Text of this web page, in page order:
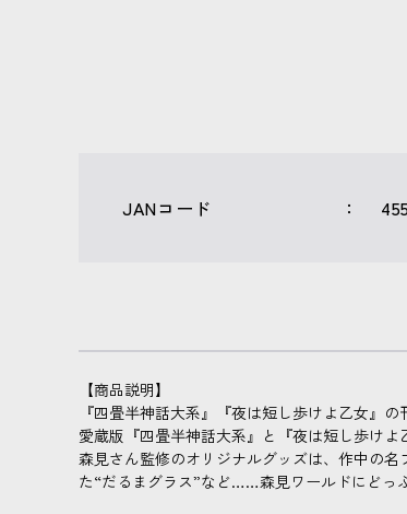
JANコード
【商品説明】
『四畳半神話大系』『夜は短し歩けよ乙女』
愛蔵版『四畳半神話大系』と『夜は短し歩けよ
森見さん監修のオリジナルグッズは、作中の
た“だるまグラス”など……森見ワールドにどっ